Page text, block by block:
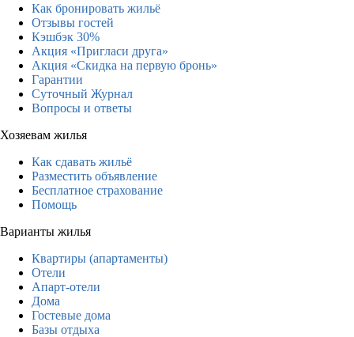
Как бронировать жильё
Отзывы гостей
Кэшбэк 30%
Акция «Пригласи друга»
Акция «Скидка на первую бронь»
Гарантии
Суточный Журнал
Вопросы и ответы
Хозяевам жилья
Как сдавать жильё
Разместить объявление
Бесплатное страхование
Помощь
Варианты жилья
Квартиры (апартаменты)
Отели
Апарт-отели
Дома
Гостевые дома
Базы отдыха